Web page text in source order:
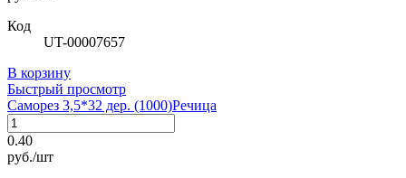
Код
UT-00007657
В корзину
Быстрый просмотр
Саморез 3,5*32 дер. (1000)Речица
0.40
руб./шт